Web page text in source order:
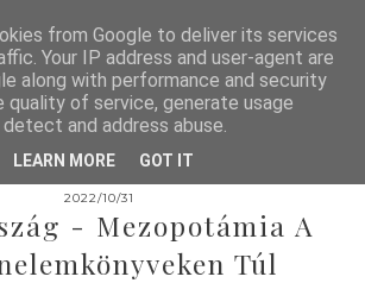
2022/10/31
- Mezopotámia A
Túl
from Google to deliver its services
Your IP address and user-agent are
along with performance and security
quality of service, generate usage
and address abuse.
LEARN MORE GOT IT